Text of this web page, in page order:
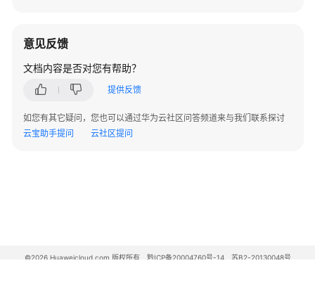
意见反馈
文档内容是否对您有帮助？
提供反馈
如您有其它疑问，您也可以通过华为云社区问答频道来与我们联系探讨
云宝助手提问
云社区提问
©2026 Huaweicloud.com 版权所有 黔ICP备20004760号-14
苏B2-20130048号